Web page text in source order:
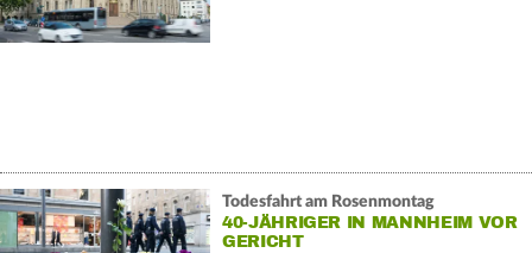
Todesfahrt am Rosenmontag
40-JÄHRIGER IN MANNHEIM VOR
GERICHT